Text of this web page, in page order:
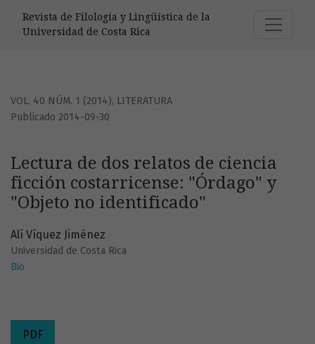
Revista de Filología y Lingüística de la
Universidad de Costa Rica
VOL. 40 NÚM. 1 (2014), LITERATURA
Lectura de dos relatos de ciencia
ficción costarricense: "Órdago" y
"Objeto no identificado"
Publicado 2014-09-30
Alí Víquez Jiménez
Universidad de Costa Rica
Bio
PDF